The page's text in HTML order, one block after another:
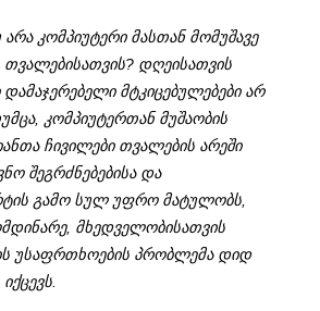
არა კომპიუტერი მასთან მომუშავე
თვალებისათვის? დღეისათვის
დამაჯერებელი მტკიცებულებები არ
კომპიუტერთან მუშაობის
ჩივილები თვალების არეში
შეგრძნებებისა და
გამო სულ უფრო მატულობს,
მხედველობისათვის
უსაფრთხოების პრობლემა დიდ